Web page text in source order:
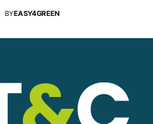
BYEASY4GREEN